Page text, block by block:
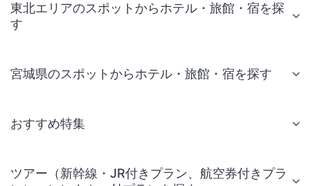
東北エリアのスポットからホテル・旅館・宿を探
す
宮城県のスポットからホテル・旅館・宿を探す
おすすめ特集
ツアー（新幹線・JR付きプラン、航空券付きプラ